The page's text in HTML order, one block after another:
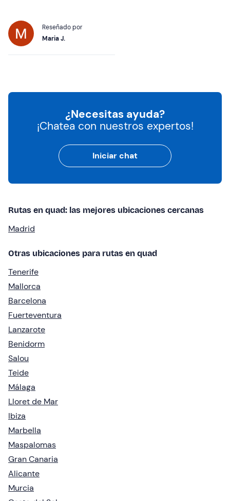
Reseñado por
Maria J.
¿Necesitas ayuda?
¡Chatea con nuestros expertos!
Iniciar chat
Rutas en quad: las mejores ubicaciones cercanas
Madrid
Otras ubicaciones para rutas en quad
Tenerife
Mallorca
Barcelona
Fuerteventura
Lanzarote
Benidorm
Salou
Teide
Málaga
Lloret de Mar
Ibiza
Marbella
Maspalomas
Gran Canaria
Alicante
Murcia